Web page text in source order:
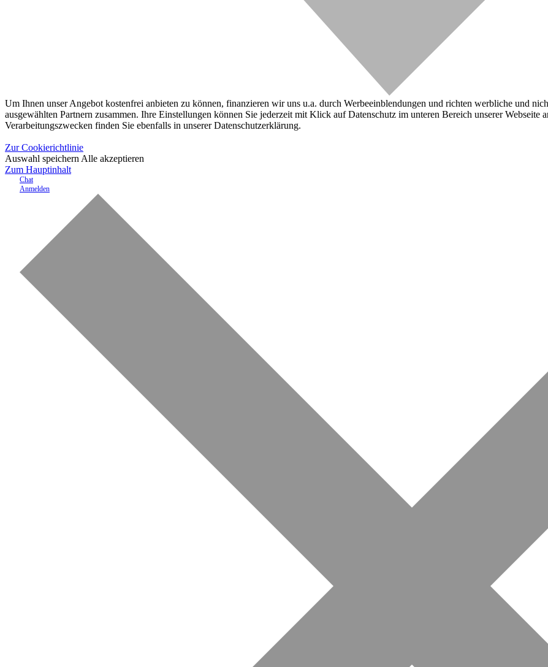
Um Ihnen unser Angebot kostenfrei anbieten zu können, finanzieren wir uns u.a. durch Werbeeinblendungen und richten werbliche und
ausgewählten Partnern zusammen. Ihre Einstellungen können Sie jederzeit mit Klick auf Datenschutz im unteren Bereich unserer Webseite
Verarbeitungszwecken finden Sie ebenfalls in unserer Datenschutzerklärung.
Zur Cookierichtlinie
Auswahl speichern Alle akzeptieren
Zum Hauptinhalt
Chat
Anmelden